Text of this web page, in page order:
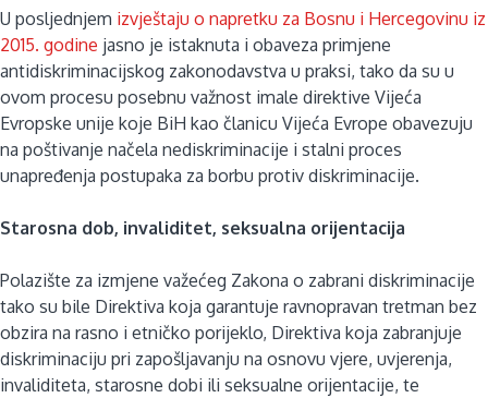
U posljednjem izvještaju o napretku za Bosnu i Hercegovinu iz
2015. godine jasno je istaknuta i obaveza primjene
antidiskriminacijskog zakonodavstva u praksi, tako da su u
ovom procesu posebnu važnost imale direktive Vijeća
Evropske unije koje BiH kao članicu Vijeća Evrope obavezuju
na poštivanje načela nediskriminacije i stalni proces
unapređenja postupaka za borbu protiv diskriminacije.
Starosna dob, invaliditet, seksualna orijentacija
Polazište za izmjene važećeg Zakona o zabrani diskriminacije
tako su bile Direktiva koja garantuje ravnopravan tretman bez
obzira na rasno i etničko porijeklo, Direktiva koja zabranjuje
diskriminaciju pri zapošljavanju na osnovu vjere, uvjerenja,
invaliditeta, starosne dobi ili seksualne orijentacije, te